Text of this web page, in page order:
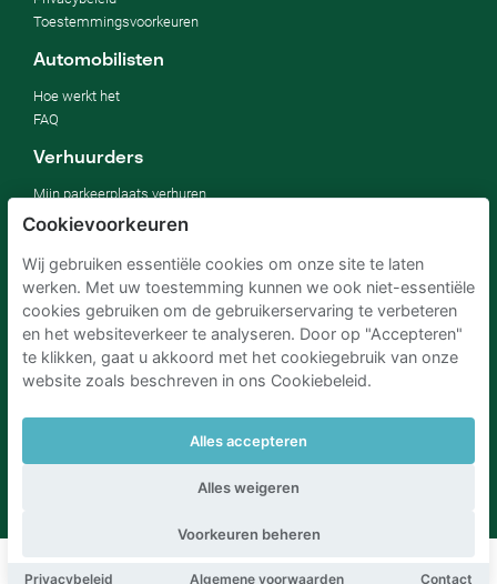
Boek deze parkeerplaats
Cookievoorkeuren
Wij gebruiken essentiële cookies om onze site te laten
werken. Met uw toestemming kunnen we ook niet-essentiële
cookies gebruiken om de gebruikerservaring te verbeteren
en het websiteverkeer te analyseren. Door op "Accepteren"
te klikken, gaat u akkoord met het cookiegebruik van onze
website zoals beschreven in ons Cookiebeleid.
Alles accepteren
Alles weigeren
Voorkeuren beheren
Privacybeleid Algemene voorwaarden Contact
Toestemmingsvoorkeuren
Automobilisten
Hoe werkt het
FAQ
Verhuurders
Mijn parkeerplaats verhuren
Voor bedrijven
Voor onroerend goed
Verbeter jouw SDG's
Zakelijke blog